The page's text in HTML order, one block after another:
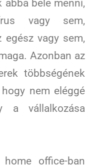
abba bele menni,
vagy sem,
egész vagy sem,
Azonban az
többségének
nem eléggé
vállalkozása
office-ban